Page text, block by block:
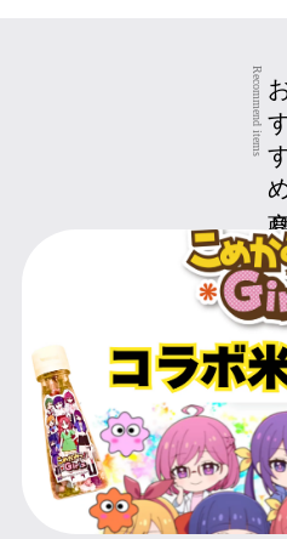
おす
Recommend items